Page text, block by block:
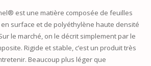
est une matière composée de feuilles
en surface et de polyéthylène haute densité
le marché, on le décrit simplement par le
Rigide et stable, c’est un produit très
Beaucoup plus léger que